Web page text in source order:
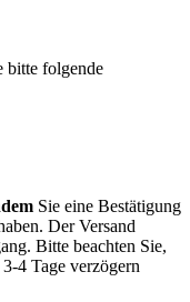
bitte folgende
Sie eine Bestätigung
Der Versand
Bitte beachten Sie,
4 Tage verzögern